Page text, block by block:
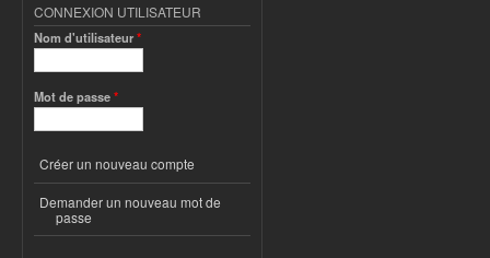
CONNEXION UTILISATEUR
Nom d'utilisateur*
Mot de passe*
Créer un nouveau compte
Demander un nouveau mot de
passe